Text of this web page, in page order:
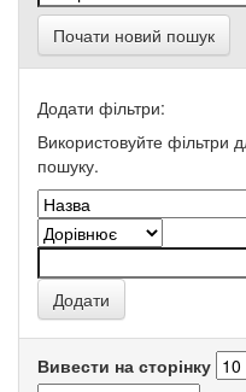
Почати новий пошук
Додати фільтри:
Використовуйте фільтри
пошуку.
Вивести на сторінку